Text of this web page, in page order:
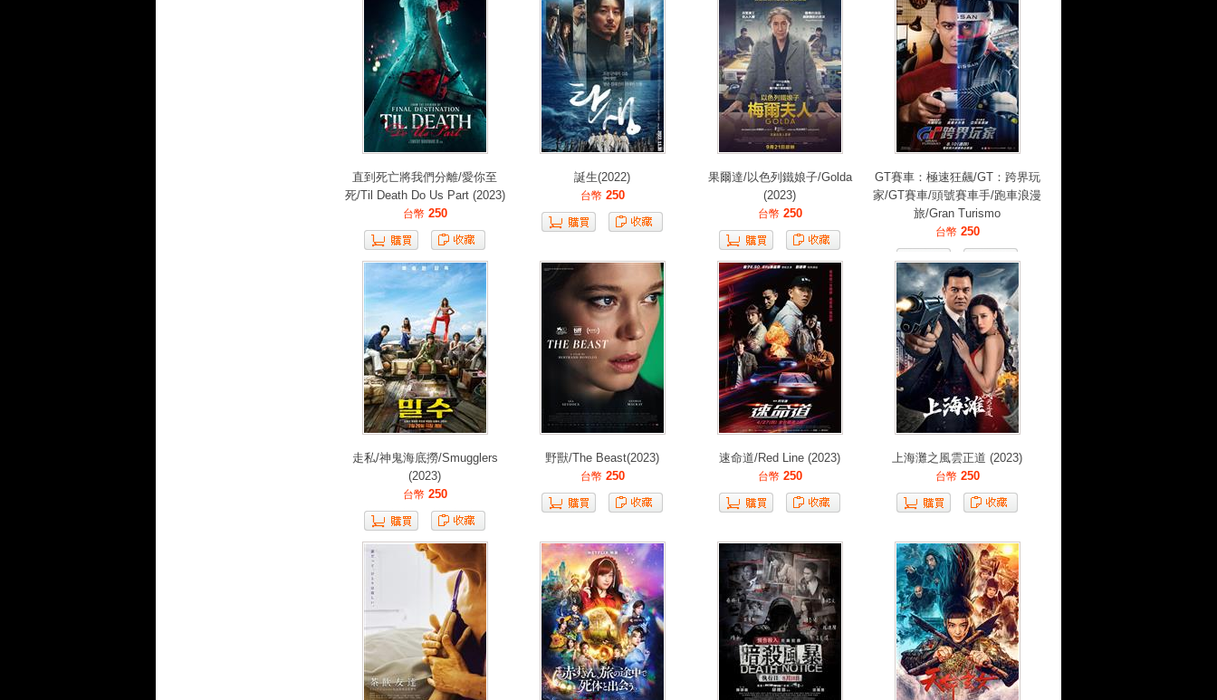
直到死亡將我們分離/愛你至
死/Til Death Do Us Part (2023)
台幣 250
誕生(2022)
台幣 250
果爾達/以色列鐵娘子/Golda
(2023)
台幣 250
GT賽車：極速狂飆/GT：跨界玩
家/GT賽車/頭號賽車手/跑車浪漫
旅/Gran Turismo
台幣 250
走私/神鬼海底撈/Smugglers
(2023)
台幣 250
野獸/The Beast(2023)
台幣 250
速命道/Red Line (2023)
台幣 250
上海灘之風雲正道 (2023)
台幣 250